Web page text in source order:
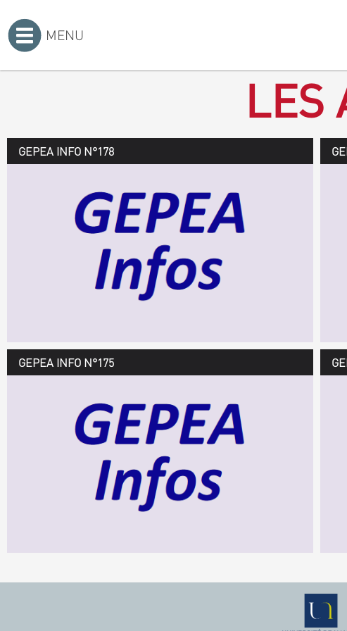
MENU
LES
GEPEA INFO N°178
GEPEA INFO N°175